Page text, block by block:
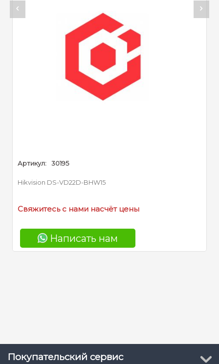
Артикул: 30195
Hikvision DS-VD22D-BHW15
Свяжитесь с нами насчёт цены
Написать нам
Покупательский сервис